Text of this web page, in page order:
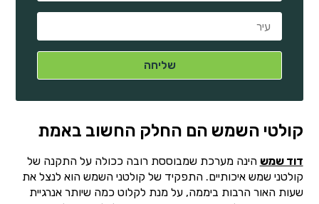
קולטי השמש הם החלק החשוב באמת
דוד שמש הינה מערכת שמבוססת רובה ככולה על התקנה של
קולטני שמש איכותיים. התפקיד של קולטני השמש הוא לנצל את
שעות האור הרבות ביממה, על מנת לקלוט כמה שיותר אנרגיית